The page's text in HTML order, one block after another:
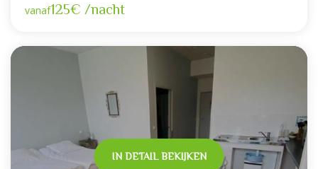
vanaf125€ /nacht
IN DETAIL BEKIJKEN